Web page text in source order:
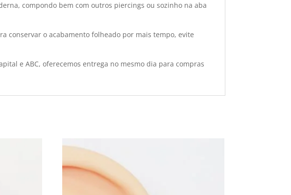
compondo bem com outros piercings ou sozinho na aba
conservar o acabamento folheado por mais tempo, evite
e ABC, oferecemos entrega no mesmo dia para compras